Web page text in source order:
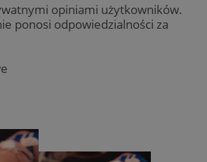
opiniami użytkowników.
ponosi odpowiedzialności za